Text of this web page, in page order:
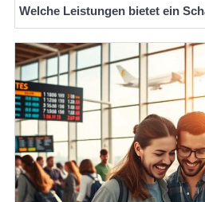
Welche Leistungen bietet ein